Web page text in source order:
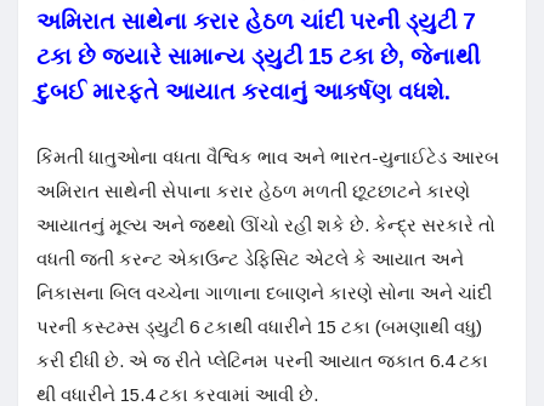
અમિરાત સાથેના કરાર હેઠળ ચાંદી પરની ડ્યુટી 7
ટકા છે જ્યારે સામાન્ય ડ્યુટી 15 ટકા છે, જેનાથી
દુબઈ મારફતે આયાત કરવાનું આકર્ષણ વધશે.
કિંમતી ધાતુઓના વધતા વૈશ્વિક ભાવ અને ભારત-યુનાઈટેડ આરબ
અમિરાત સાથેની સેપાના કરાર હેઠળ મળતી છૂટછાટને કારણે
આયાતનું મૂલ્ય અને જથ્થો ઊંચો રહી શકે છે. કેન્દ્ર સરકારે તો
વધતી જતી કરન્ટ એકાઉન્ટ ડેફિસિટ એટલે કે આયાત અને
નિકાસના બિલ વચ્ચેના ગાળાના દબાણને કારણે સોના અને ચાંદી
પરની કસ્ટમ્સ ડ્યુટી 6 ટકાથી વધારીને 15 ટકા (બમણાથી વધુ)
કરી દીધી છે. એ જ રીતે પ્લેટિનમ પરની આયાત જકાત 6.4 ટકા
થી વધારીને 15.4 ટકા કરવામાં આવી છે.